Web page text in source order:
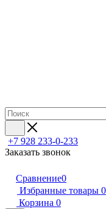
+7 928 233-0-233
Заказать звонок
Сравнение0
Избранные товары 0
Корзина 0